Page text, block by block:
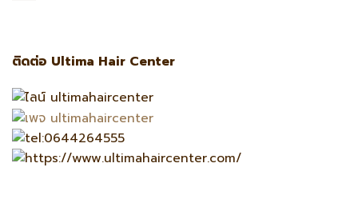
ติดต่อ Ultima Hair Center